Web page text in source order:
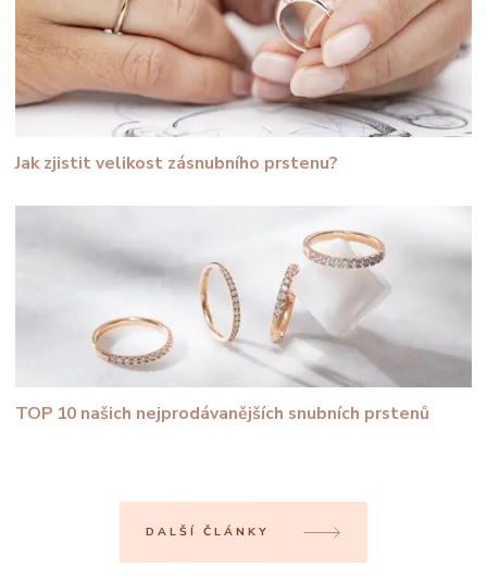
Jak zjistit velikost zásnubního prstenu?
TOP 10 našich nejprodávanějších snubních prstenů
DALŠÍ ČLÁNKY